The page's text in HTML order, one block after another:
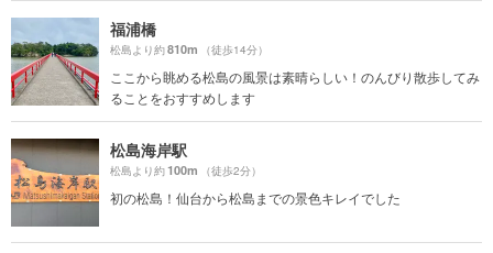
福浦橋
松島より約810m （徒歩14分）
ここから眺める松島の風景は素晴らしい！のんびり散歩してみ
ることをおすすめします
松島海岸駅
松島より約100m （徒歩2分）
初の松島！仙台から松島までの景色キレイでした